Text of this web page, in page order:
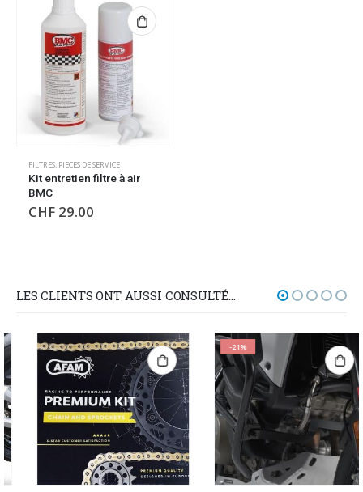
FILTRES, PIECES DE SERVICE
Kit entretien filtre à air
BMC
CHF 29.00
LES CLIENTS ONT AUSSI CONSULTÉ…
-21%